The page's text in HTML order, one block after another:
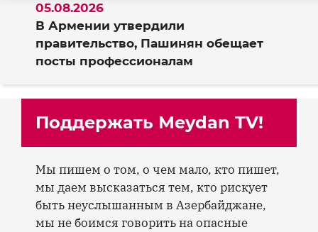
В Армении утвердили
правительство, Пашинян обещает
посты профессионалам
05.08.2026
Поддержать Meydan TV!
Мы пишем о том, о чем мало, кто пишет,
мы даем высказаться тем, кто рискует
быть неуслышанным в Азербайджане,
мы не боимся говорить на опасные